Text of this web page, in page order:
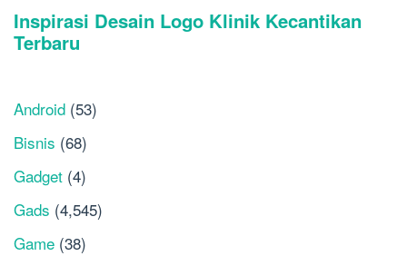
Android (53)
Bisnis (68)
Gadget (4)
Gads (4,545)
Game (38)